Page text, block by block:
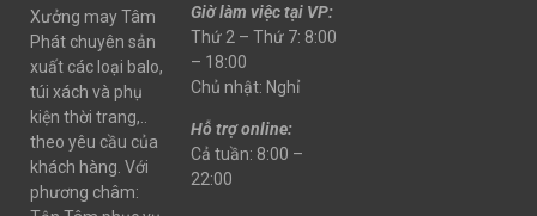
Xưởng may Tâm
Phát chuyên sản
xuất các loại balo,
túi xách và phụ
kiện thời trang,..
theo yêu cầu của
khách hàng. Với
phương châm:
Giờ làm việc tại VP:
Thứ 2 – Thứ 7: 8:00
– 18:00
Chủ nhật: Nghỉ
Hỗ trợ online:
Cả tuần: 8:00 –
22:00